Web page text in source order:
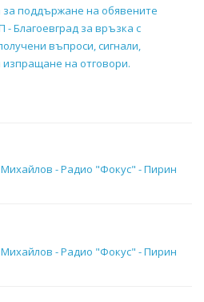
поддържане на обявените
Благоевград за връзка с
въпроси, сигнали,
на отговори.
- Радио "Фокус" - Пирин
- Радио "Фокус" - Пирин